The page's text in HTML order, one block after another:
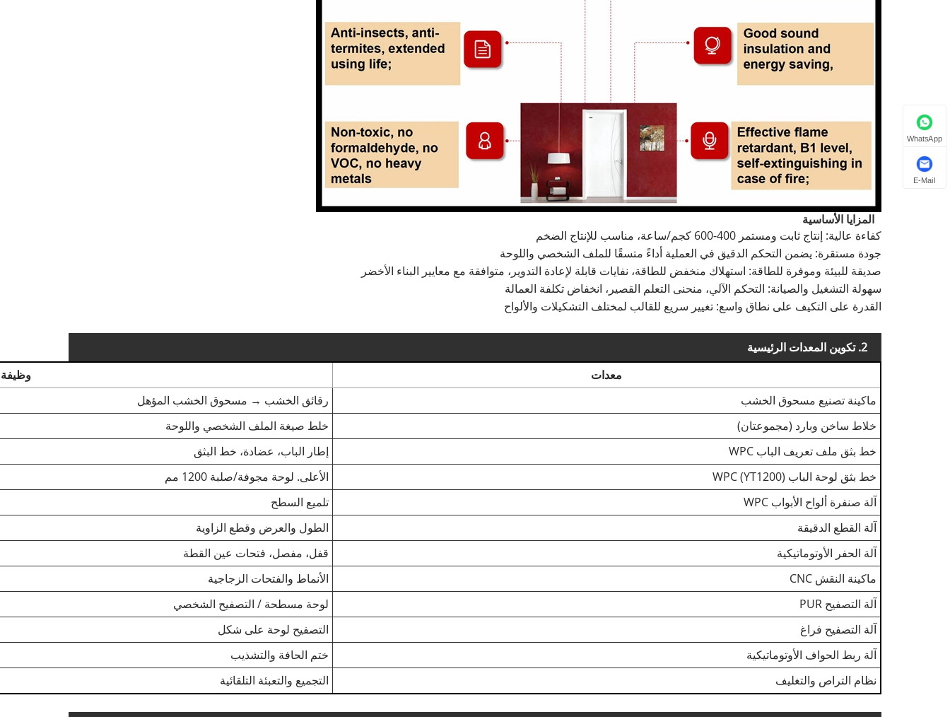
المزايا الأساسية
كفاءة عالية: إنتاج ثابت ومستمر 400-600 كجم/ساعة، مناسب للإنتاج الضخم
جودة مستقرة: يضمن التحكم الدقيق في العملية أداءً متسقًا للملف الشخصي واللوحة
صديقة للبيئة وموفرة للطاقة: استهلاك منخفض للطاقة، نفايات قابلة لإعادة التدوير، متوافقة مع معايير البناء الأخضر
سهولة التشغيل والصيانة: التحكم الآلي، منحنى التعلم القصير، انخفاض تكلفة العمالة
القدرة على التكيف على نطاق واسع: تغيير سريع للقالب لمختلف التشكيلات والألواح
2. تكوين المعدات الرئيسية
معدات
وظيفة
ماكينة تصنيع مسحوق الخشب
رقائق الخشب → مسحوق الخشب المؤهل
خلاط ساخن وبارد (مجموعتان)
خلط صيغة الملف الشخصي واللوحة
خط بثق ملف تعريف الباب WPC
إطار الباب، عضادة، خط البثق
خط بثق لوحة الباب WPC (YT1200)
الأعلى. لوحة مجوفة/صلبة 1200 مم
آلة صنفرة ألواح الأبواب WPC
تلميع السطح
آلة القطع الدقيقة
الطول والعرض وقطع الزاوية
آلة الحفر الأوتوماتيكية
قفل، مفصل، فتحات عين القطة
ماكينة النقش CNC
الأنماط والفتحات الزجاجية
آلة التصفيح PUR
لوحة مسطحة / التصفيح الشخصي
آلة التصفيح فراغ
التصفيح لوحة على شكل
آلة ربط الحواف الأوتوماتيكية
ختم الحافة والتشذيب
نظام التراص والتغليف
التجميع والتعبئة التلقائية
WhatsApp
E-Mail